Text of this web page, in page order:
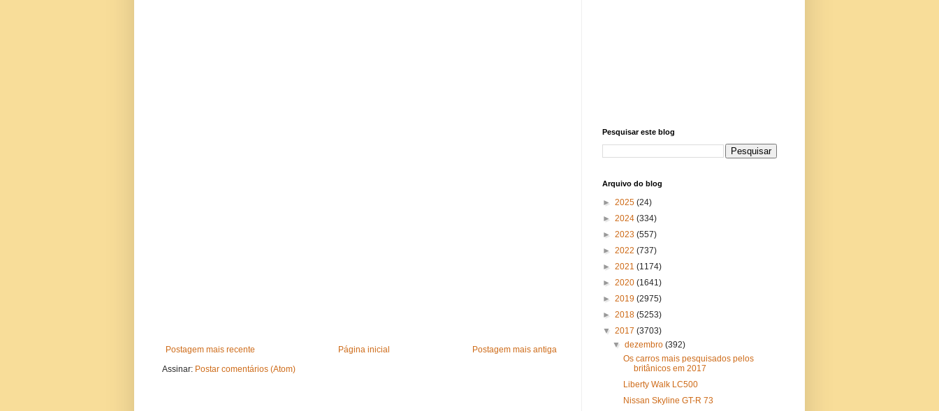
Postagem mais recente Postagem mais antiga
Página inicial
Assinar: Postar comentários (Atom)
Pesquisar este blog
Arquivo do blog
► 2025 (24)
► 2024 (334)
► 2023 (557)
► 2022 (737)
► 2021 (1174)
► 2020 (1641)
► 2019 (2975)
► 2018 (5253)
▼ 2017 (3703)
▼dezembro(392)
Os carros mais pesquisados pelos
britânicos em 2017
Liberty Walk LC500
Nissan Skyline GT-R 73